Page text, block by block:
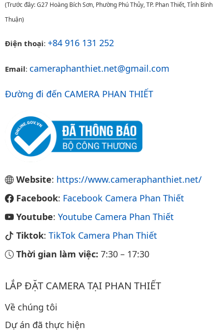
(Trước đây: G27 Hoàng Bích Sơn, Phường Phú Thủy, TP. Phan Thiết, Tỉnh Bình
Thuận)
Điện thoại: +84 916 131 252
Email: cameraphanthiet.net@gmail.com
Đường đi đến CAMERA PHAN THIẾT
Website: https://www.cameraphanthiet.net/
Facebook: Facebook Camera Phan Thiết
Youtube: Youtube Camera Phan Thiết
Tiktok: TikTok Camera Phan Thiết
Thời gian làm việc: 7:30 – 17:30
LẮP ĐẶT CAMERA TẠI PHAN THIẾT
Về chúng tôi
Dự án đã thực hiện